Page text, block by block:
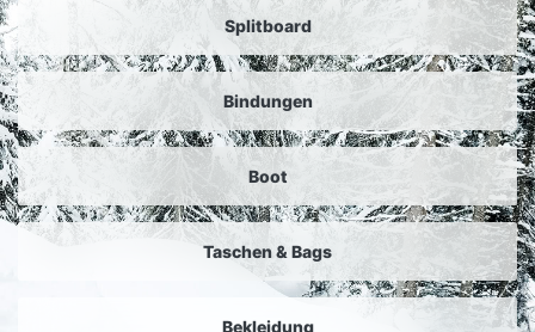
Splitboard
Bindungen
Boot
Taschen & Bags
Bekleidung